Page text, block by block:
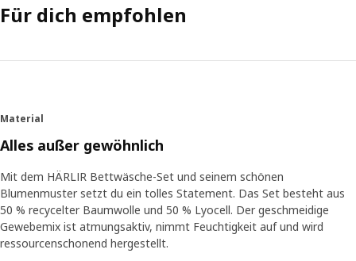
Für dich empfohlen
Material
Alles außer gewöhnlich
Mit dem HÄRLIR Bettwäsche-Set und seinem schönen
Blumenmuster setzt du ein tolles Statement. Das Set besteht aus
50 % recycelter Baumwolle und 50 % Lyocell. Der geschmeidige
Gewebemix ist atmungsaktiv, nimmt Feuchtigkeit auf und wird
ressourcenschonend hergestellt.